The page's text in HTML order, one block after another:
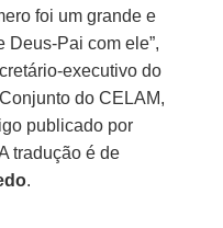
foi um grande e
Deus-Pai com ele”,
executivo do
do CELAM,
publicado por
tradução é de
.